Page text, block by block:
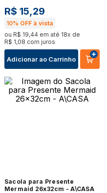
R$ 15,29
10% OFF à vista
ou R$ 19,44 em até 18x de
R$ 1,08 com juros
Adicionar ao Carrinho
Sacola para Presente
Mermaid 26x32cm - A\CASA